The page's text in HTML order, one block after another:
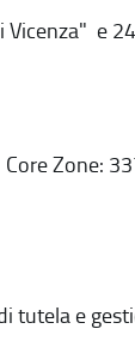
e
Zone:
tutela e